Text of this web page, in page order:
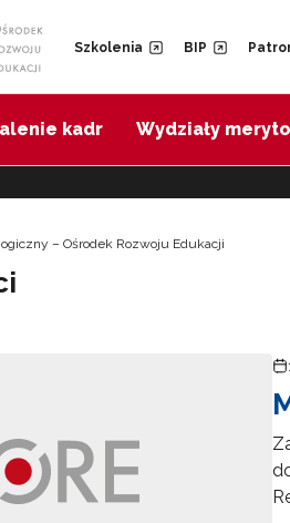
Szkolenia BIP
kadr Wydziały
– Ośrodek Rozwoju Edukacji